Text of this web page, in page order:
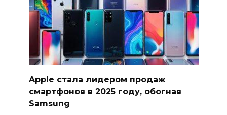
Apple стала лидером продаж
смартфонов в 2025 году, обогнав
Samsung